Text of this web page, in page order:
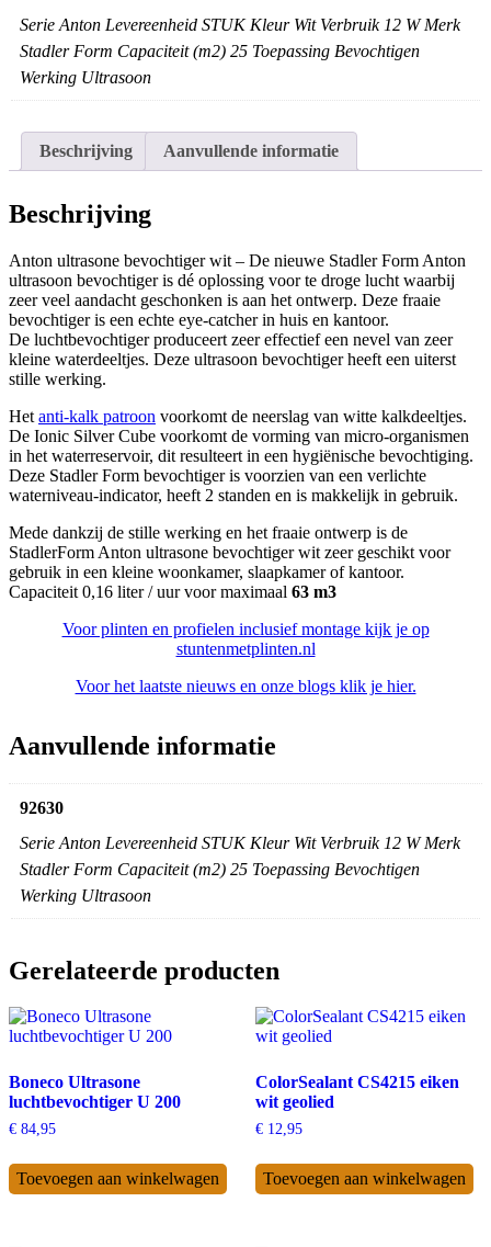
Serie Anton Levereenheid STUK Kleur Wit Verbruik 12 W Merk
Stadler Form Capaciteit (m2) 25 Toepassing Bevochtigen
Werking Ultrasoon
Beschrijving Aanvullende informatie
Beschrijving
Anton ultrasone bevochtiger wit – De nieuwe Stadler Form Anton
ultrasoon bevochtiger is dé oplossing voor te droge lucht waarbij
zeer veel aandacht geschonken is aan het ontwerp. Deze fraaie
bevochtiger is een echte eye-catcher in huis en kantoor.
De luchtbevochtiger produceert zeer effectief een nevel van zeer
kleine waterdeeltjes. Deze ultrasoon bevochtiger heeft een uiterst
stille werking.
Het anti-kalk patroon voorkomt de neerslag van witte kalkdeeltjes.
De Ionic Silver Cube voorkomt de vorming van micro-organismen
in het waterreservoir, dit resulteert in een hygiënische bevochtiging.
Deze Stadler Form bevochtiger is voorzien van een verlichte
waterniveau-indicator, heeft 2 standen en is makkelijk in gebruik.
Mede dankzij de stille werking en het fraaie ontwerp is de
StadlerForm Anton ultrasone bevochtiger wit zeer geschikt voor
gebruik in een kleine woonkamer, slaapkamer of kantoor.
Capaciteit 0,16 liter / uur voor maximaal 63 m3
Voor plinten en profielen inclusief montage kijk je op
stuntenmetplinten.nl
Voor het laatste nieuws en onze blogs klik je hier.
Aanvullende informatie
92630
Serie Anton Levereenheid STUK Kleur Wit Verbruik 12 W Merk
Stadler Form Capaciteit (m2) 25 Toepassing Bevochtigen
Werking Ultrasoon
Gerelateerde producten
Boneco Ultrasone
luchtbevochtiger U 200
€ 84,95
Toevoegen aan winkelwagen
ColorSealant CS4215 eiken
wit geolied
€12,95
Toevoegen aan winkelwagen